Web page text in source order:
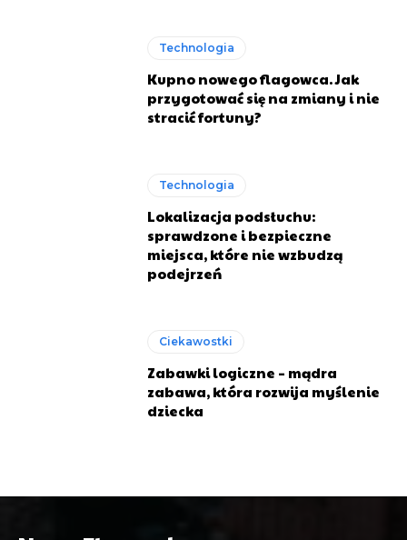
Technologia
Kupno nowego flagowca. Jak
przygotować się na zmiany i nie
stracić fortuny?
Technologia
Lokalizacja podsłuchu:
sprawdzone i bezpieczne
miejsca, które nie wzbudzą
podejrzeń
Ciekawostki
Zabawki logiczne – mądra
zabawa, która rozwija myślenie
dziecka